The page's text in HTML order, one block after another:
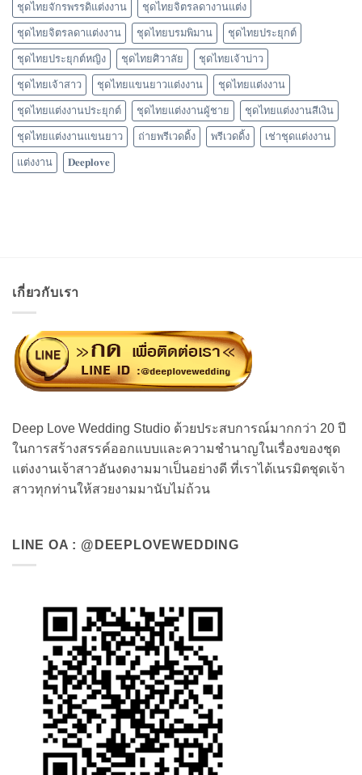
ชุดไทยจักรพรรดิแต่งงาน ชุดไทยจิตรลดางานแต่ง
ชุดไทยจิตรลดาแต่งงาน ชุดไทยบรมพิมาน ชุดไทยประยุกต์
ชุดไทยประยุกต์หญิง ชุดไทยศิวาลัย ชุดไทยเจ้าบ่าว
ชุดไทยเจ้าสาว ชุดไทยแขนยาวแต่งงาน ชุดไทยแต่งงาน
ชุดไทยแต่งงานประยุกต์ ชุดไทยแต่งงานผู้ชาย ชุดไทยแต่งงานสีเงิน
ชุดไทยแต่งงานแขนยาว ถ่ายพรีเวดดิ้ง พรีเวดดิ้ง เช่าชุดแต่งงาน
แต่งงาน 𝐃𝐞𝐞𝐩𝐥𝐨𝐯𝐞
เกี่ยวกับเรา
Deep Love Wedding Studio ด้วยประสบการณ์มากกว่า 20 ปี
ในการสร้างสรรค์ออกแบบและความชำนาญในเรื่องของชุด
แต่งงานเจ้าสาวอันงดงามมาเป็นอย่างดี ที่เราได้เนรมิตชุดเจ้า
สาวทุกท่านให้สวยงามมานับไม่ถ้วน
LINE OA : @DEEPLOVEWEDDING